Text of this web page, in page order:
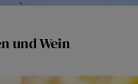
und Wein